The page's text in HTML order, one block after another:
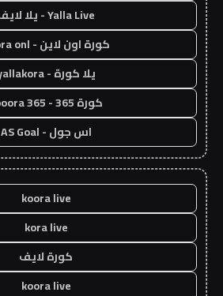
Yalla Live - يلا لايف
كورة اون لاين - koora onl
يلا كورة - yallakora
كورة 365 - kooora 365
اس جول - AS Goal
koora live
kora live
كورة لايف
koora live